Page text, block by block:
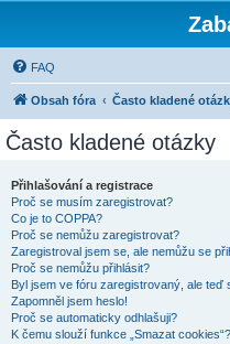
FAQ
Obsah fóra Často kladené
Často kladené otázky
Přihlašování a registrace
Proč se musím zaregistrovat?
Co je to COPPA?
Proč se nemůžu zaregistrovat?
Zaregistroval jsem se, ale nemůžu se
Proč se nemůžu přihlásit?
Byl jsem ve fóru zaregistrovaný, ale teď
Zapomněl jsem heslo!
Proč se automaticky odhlašuji?
K čemu slouží funkce „Smazat cookies“?